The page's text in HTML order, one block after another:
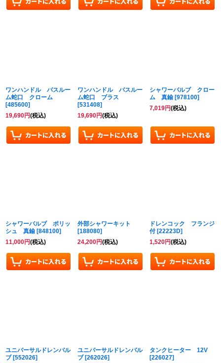
ワンハンドル バスルー
ム蛇口 クローム
[485600]
19,690円(税込)
ワンハンドル バスルー
ム蛇口 ブラス
[531408]
19,690円(税込)
シャワーバルブ クロー
ム 真鍮 [978100]
7,019円(税込)
シャワーバルブ ポリッ
シュ 真鍮 [848100]
11,000円(税込)
外部シャワーキット
[188080]
24,200円(税込)
ドレンコック フランジ
付 [22223D]
1,520円(税込)
ユニバーサルドレンバル
ブ [552026]
ユニバーサルドレンバル
ブ [262026]
タンクヒーター 12V
[226027]